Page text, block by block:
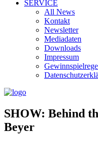
SERVICE
All News
Kontakt
Newsletter
Mediadaten
Downloads
Impressum
SHOW: Behind
Beyer